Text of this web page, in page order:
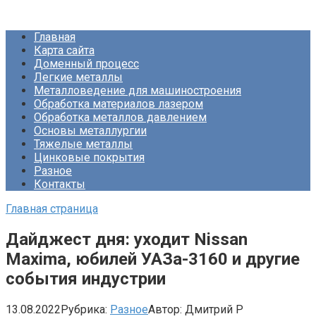
контентуГлавная
Карта сайта
Доменный процесс
Легкие металлы
Металловедение для машиностроения
Обработка материалов лазером
Обработка металлов давлением
Основы металлургии
Тяжелые металлы
Цинковые покрытия
Разное
Контакты
Главная страница
Дайджест дня: уходит Nissan
Maxima, юбилей УАЗа-3160 и другие
события индустрии
13.08.2022Рубрика: РазноеАвтор: Дмитрий Р